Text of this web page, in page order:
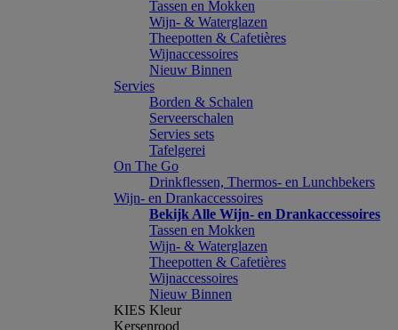
Tassen en Mokken
Wijn- & Waterglazen
Theepotten & Cafetières
Wijnaccessoires
Nieuw Binnen
Servies
Borden & Schalen
Serveerschalen
Servies sets
Tafelgerei
On The Go
Drinkflessen, Thermos- en Lunchbekers
Wijn- en Drankaccessoires
Bekijk Alle Wijn- en Drankaccessoires
Tassen en Mokken
Wijn- & Waterglazen
Theepotten & Cafetières
Wijnaccessoires
Nieuw Binnen
KIES Kleur
Kersenrood